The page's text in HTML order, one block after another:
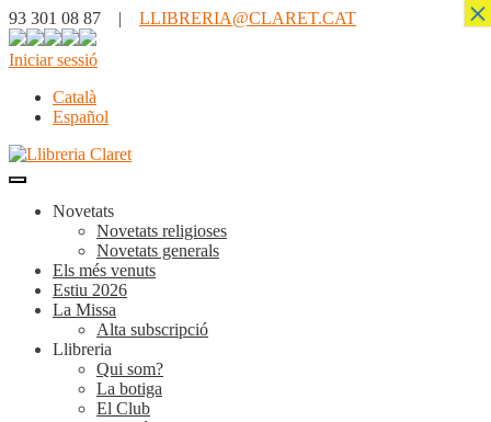
93 301 08 87 | LLIBRERIA@CLARET.CAT
Iniciar sessió
Català
Español
Novetats
Novetats religioses
Novetats generals
Els més venuts
Estiu 2026
La Missa
Alta subscripció
Llibreria
Qui som?
La botiga
El Club
×